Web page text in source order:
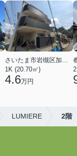
さいたま市岩槻区加倉１丁目
1K (20.70㎡)
4.6万円
LUMIERE 2階